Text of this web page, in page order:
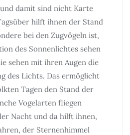
damit sind nicht Karte
hilft ihnen der Stand
bei den Zugvögeln ist,
des Sonnenlichtes sehen
sehen mit ihren Augen die
des Lichts. Das ermöglicht
Tagen den Stand der
Vogelarten fliegen
Nacht und da hilft ihnen,
der Sternenhimmel